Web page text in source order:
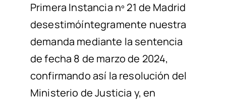
Primera Instancia nº 21 de Madrid
desestimóíntegramente nuestra
demanda mediante la sentencia
de fecha 8 de marzo de 2024,
confirmandoasí la resolución del
Ministerio de Justicia y, en